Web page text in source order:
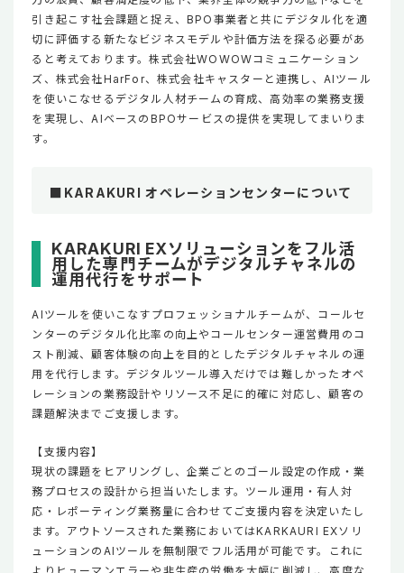
引き起こす社会課題と捉え、BPO事業者と共にデジタル化を適
切に評価する新たなビジネスモデルや計価方法を探る必要があ
ると考えております。株式会社WOWOWコミュニケーション
ズ、株式会社HarFor、株式会社キャスターと連携し、AIツール
を使いこなせるデジタル人材チームの育成、高効率の業務支援
を実現し、AIベースのBPOサービスの提供を実現してまいりま
す。
■KARAKURI オペレーションセンターについて
KARAKURI EXソリューションをフル活
用した専門チームがデジタルチャネルの
運用代行をサポート
AIツールを使いこなすプロフェッショナルチームが、コールセ
ンターのデジタル化比率の向上やコールセンター運営費用のコ
スト削減、顧客体験の向上を目的としたデジタルチャネルの運
用を代行します。デジタルツール導入だけでは難しかったオペ
レーションの業務設計やリソース不足に的確に対応し、顧客の
課題解決までご支援します。
【支援内容】
現状の課題をヒアリングし、企業ごとのゴール設定の作成・業
務プロセスの設計から担当いたします。ツール運用・有人対
応・レポーティング業務量に合わせてご支援内容を決定いたし
ます。アウトソースされた業務においてはKARKAURI EXソリ
ューションのAIツールを無制限でフル活用が可能です。これに